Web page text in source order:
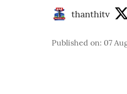
thanthitv
Published on: 07